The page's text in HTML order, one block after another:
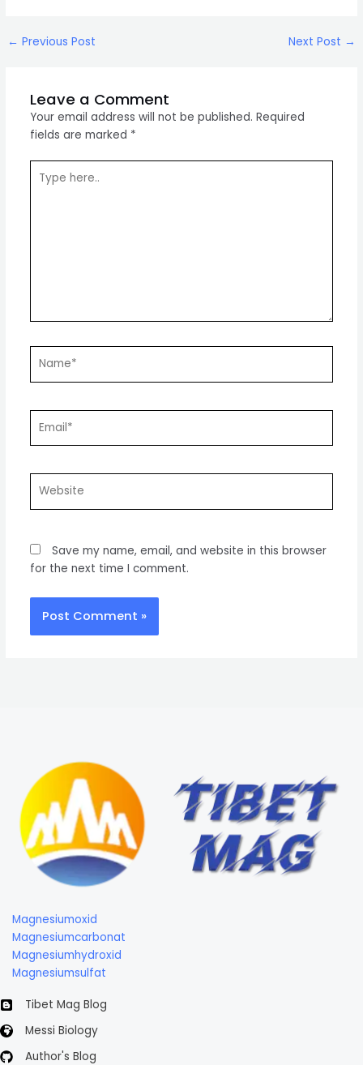
Post
← Previous Post Next Post →
Leave a Comment
Your email address will not be published. Required
fields are marked *
here..
Save my name, email, and website in this browser
for the next time I comment.
Magnesiumoxid
Magnesiumcarbonat
Magnesiumhydroxid
Magnesiumsulfat
Tibet Mag Blog
Messi Biology
Author's Blog